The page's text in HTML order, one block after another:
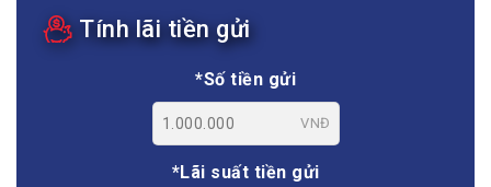
Tính lãi tiền gửi
*Số tiền gửi
VNĐ
*Lãi suất tiền gửi